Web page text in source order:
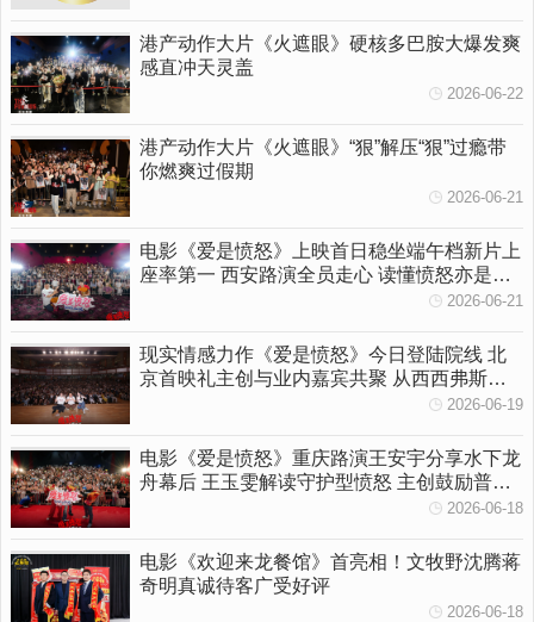
港产动作大片《火遮眼》硬核多巴胺大爆发爽
感直冲天灵盖
2026-06-22
港产动作大片《火遮眼》“狠”解压“狠”过瘾带
你燃爽过假期
2026-06-21
电影《爱是愤怒》上映首日稳坐端午档新片上
座率第一 西安路演全员走心 读懂愤怒亦是温
2026-06-21
现实情感力作《爱是愤怒》今日登陆院线 北
京首映礼主创与业内嘉宾共聚 从西西弗斯到
2026-06-19
电影《爱是愤怒》重庆路演王安宇分享水下龙
舟幕后 王玉雯解读守护型愤怒 主创鼓励普通
2026-06-18
电影《欢迎来龙餐馆》首亮相！文牧野沈腾蒋
奇明真诚待客广受好评
2026-06-18